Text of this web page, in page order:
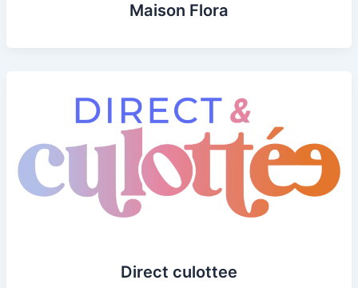
Maison Flora
Direct culottee